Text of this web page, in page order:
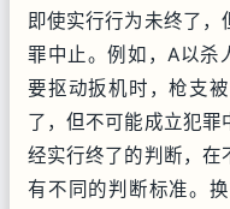
即使实行行为未终了，
罪中止。例如，A以杀
要抠动扳机时，枪支
了，但不可能成立犯罪
经实行终了的判断，在
有不同的判断标准。